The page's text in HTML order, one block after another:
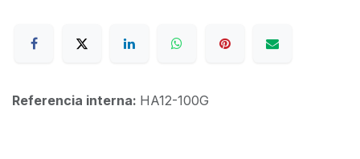
Referencia interna: HA12-100G